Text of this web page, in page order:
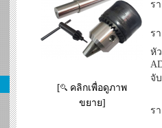
[
คลิกเพื่อดูภาพ
ขยาย]
ร
ร
หั
จั
ร